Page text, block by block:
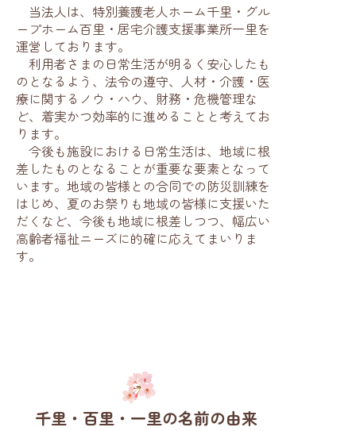
当法人は、特別養護老人ホーム千里・グル
ープホーム百里・居宅介護支援事業所一里を
運営しております。
利用者さまの日常生活が明るく安心したも
のとなるよう、法令の遵守、人材・介護・医
療に関するノウ・ハウ、財務・危機管理な
ど、着実かつ効率的に進めることと考えてお
ります。
今後も施設における日常生活は、地域に根
差したものとなることが重要な要素となって
います。地域の皆様との合同での防災訓練を
はじめ、夏のお祭りも地域の皆様に支援いた
だくなど、今後も地域に根差しつつ、幅広い
高齢者福祉ニーズに的確に応えてまいりま
す。
千里・百里・一里の名前の由来